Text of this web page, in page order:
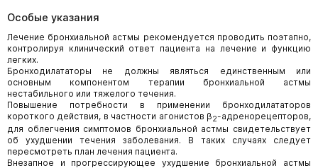
Особые указания
Лечение бронхиальной астмы рекомендуется проводить поэтапно,
контролируя клинический ответ пациента на лечение и функцию
легких.
Бронходилататоры не должны являться единственным или
основным компонентом терапии бронхиальной астмы
нестабильного или тяжелого течения.
Повышение потребности в применении бронходилататоров
короткого действия, в частности агонистов β2-адренорецепторов,
для облегчения симптомов бронхиальной астмы свидетельствует
об ухудшении течения заболевания. В таких случаях следует
пересмотреть план лечения пациента.
Внезапное и прогрессирующее ухудшение бронхиальной астмы